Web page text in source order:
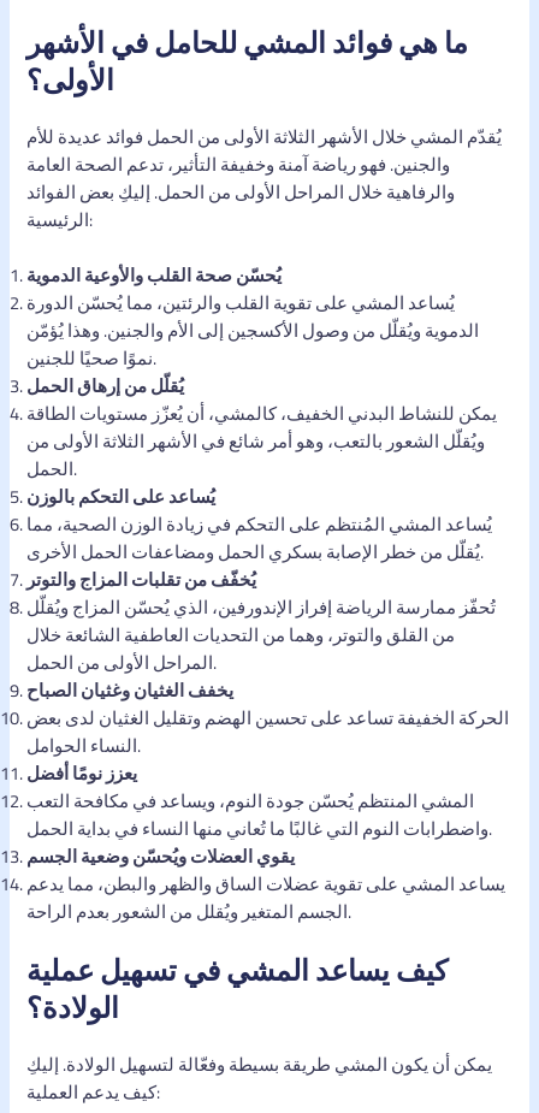
ما هي فوائد المشي للحامل في الأشهر
الأولى؟
يُقدّم المشي خلال الأشهر الثلاثة الأولى من الحمل فوائد عديدة للأم
والجنين. فهو رياضة آمنة وخفيفة التأثير، تدعم الصحة العامة
والرفاهية خلال المراحل الأولى من الحمل. إليكِ بعض الفوائد
الرئيسية:
يُحسّن صحة القلب والأوعية الدموية
يُساعد المشي على تقوية القلب والرئتين، مما يُحسّن الدورة
الدموية ويُقلّل من وصول الأكسجين إلى الأم والجنين. وهذا يُؤمّن
نموًا صحيًا للجنين.
يُقلّل من إرهاق الحمل
يمكن للنشاط البدني الخفيف، كالمشي، أن يُعزّز مستويات الطاقة
ويُقلّل الشعور بالتعب، وهو أمر شائع في الأشهر الثلاثة الأولى من
الحمل.
يُساعد على التحكم بالوزن
يُساعد المشي المُنتظم على التحكم في زيادة الوزن الصحية، مما
يُقلّل من خطر الإصابة بسكري الحمل ومضاعفات الحمل الأخرى.
يُخفّف من تقلبات المزاج والتوتر
تُحفّز ممارسة الرياضة إفراز الإندورفين، الذي يُحسّن المزاج ويُقلّل
من القلق والتوتر، وهما من التحديات العاطفية الشائعة خلال
المراحل الأولى من الحمل.
يخفف الغثيان وغثيان الصباح
الحركة الخفيفة تساعد على تحسين الهضم وتقليل الغثيان لدى بعض
النساء الحوامل.
يعزز نومًا أفضل
المشي المنتظم يُحسّن جودة النوم، ويساعد في مكافحة التعب
واضطرابات النوم التي غالبًا ما تُعاني منها النساء في بداية الحمل.
يقوي العضلات ويُحسّن وضعية الجسم
يساعد المشي على تقوية عضلات الساق والظهر والبطن، مما يدعم
الجسم المتغير ويُقلل من الشعور بعدم الراحة.
كيف يساعد المشي في تسهيل عملية
الولادة؟
يمكن أن يكون المشي طريقة بسيطة وفعّالة لتسهيل الولادة. إليكِ
كيف يدعم العملية: